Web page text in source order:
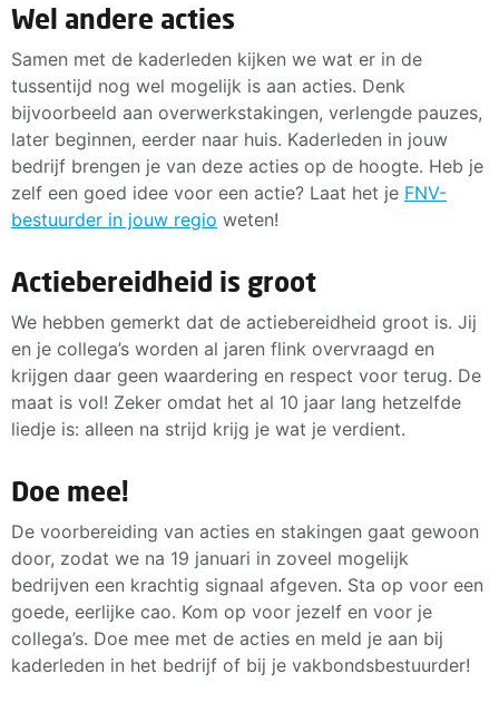
Wel andere acties
Samen met de kaderleden kijken we wat er in de
tussentijd nog wel mogelijk is aan acties. Denk
bijvoorbeeld aan overwerkstakingen, verlengde pauzes,
later beginnen, eerder naar huis. Kaderleden in jouw
bedrijf brengen je van deze acties op de hoogte. Heb je
zelf een goed idee voor een actie? Laat het je FNV-
bestuurder in jouw regio weten!
Actiebereidheid is groot
We hebben gemerkt dat de actiebereidheid groot is. Jij
en je collega’s worden al jaren flink overvraagd en
krijgen daar geen waardering en respect voor terug. De
maat is vol! Zeker omdat het al 10 jaar lang hetzelfde
liedje is: alleen na strijd krijg je wat je verdient.
Doe mee!
De voorbereiding van acties en stakingen gaat gewoon
door, zodat we na 19 januari in zoveel mogelijk
bedrijven een krachtig signaal afgeven. Sta op voor een
goede, eerlijke cao. Kom op voor jezelf en voor je
collega’s. Doe mee met de acties en meld je aan bij
kaderleden in het bedrijf of bij je vakbondsbestuurder!